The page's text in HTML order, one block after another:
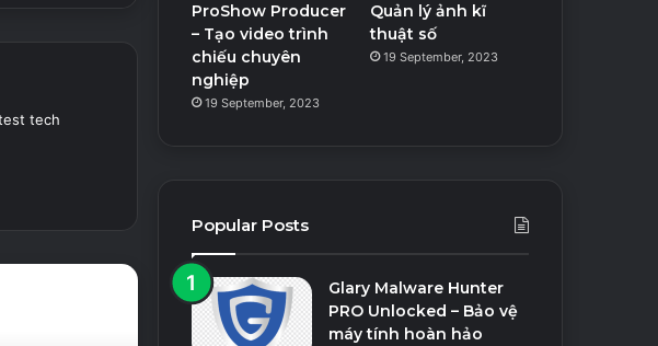
tech
ProShow Producer
– Tạo video trình
chiếu chuyên
nghiệp
19 September, 2023
Quản lý ảnh kĩ
thuật số
19 September, 2023
Popular Posts
Glary Malware Hunter
PRO Unlocked – Bảo vệ
máy tính hoàn hảo